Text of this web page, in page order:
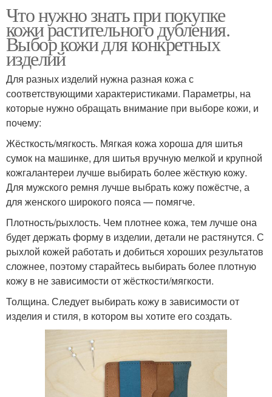
Что нужно знать при покупке
кожи растительного дубления.
Выбор кожи для конкретных
изделий
Для разных изделий нужна разная кожа с
соответствующими характеристиками. Параметры, на
которые нужно обращать внимание при выборе кожи, и
почему:
Жёсткость/мягкость. Мягкая кожа хороша для шитья
сумок на машинке, для шитья вручную мелкой и крупной
кожгалантереи лучше выбирать более жёсткую кожу.
Для мужского ремня лучше выбрать кожу пожёстче, а
для женского широкого пояса — помягче.
Плотность/рыхлость. Чем плотнее кожа, тем лучше она
будет держать форму в изделии, детали не растянутся. С
рыхлой кожей работать и добиться хороших результатов
сложнее, поэтому старайтесь выбирать более плотную
кожу в не зависимости от жёсткости/мягкости.
Толщина. Следует выбирать кожу в зависимости от
изделия и стиля, в котором вы хотите его создать.